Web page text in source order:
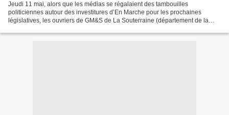
Jeudi 11 mai, alors que les médias se régalaient des tambouilles
politiciennes autour des investitures d’En Marche pour les prochaines
législatives, les ouvriers de GM&S de La Souterraine (département de la